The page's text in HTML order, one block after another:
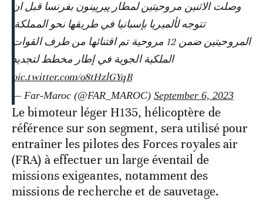
وصلت الاثنين مروحيتين لمطار پيرپينون بفرنسا قبل ان
تتوجه لألميريا بإسبانيا في طريقها نحو المملكة.
المروحيتين ضمن 12 مروحية تم اقتنائها من طرف القوات
الملكية الجوية في إطار مخطط لتجديد
pic.twitter.com/o8tHzlGYqR
— Far-Maroc (@FAR_MAROC) September 6, 2023
Le bimoteur léger H135, hélicoptère de
référence sur son segment, sera utilisé pour
entraîner les pilotes des Forces royales air
(FRA) à effectuer un large éventail de
missions exigeantes, notamment des
missions de recherche et de sauvetage.